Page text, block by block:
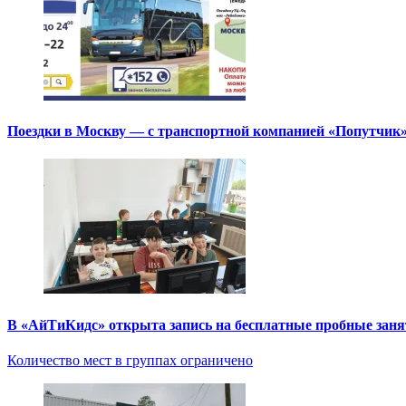
Поездки в Москву — с транспортной компанией «Попутчик»
В «АйТиКидс» открыта запись на бесплатные пробные
Количество мест в группах ограничено